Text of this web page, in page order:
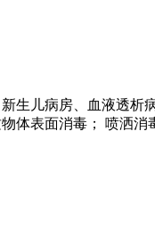
生儿病房、血液透析
表面消毒； 喷洒消